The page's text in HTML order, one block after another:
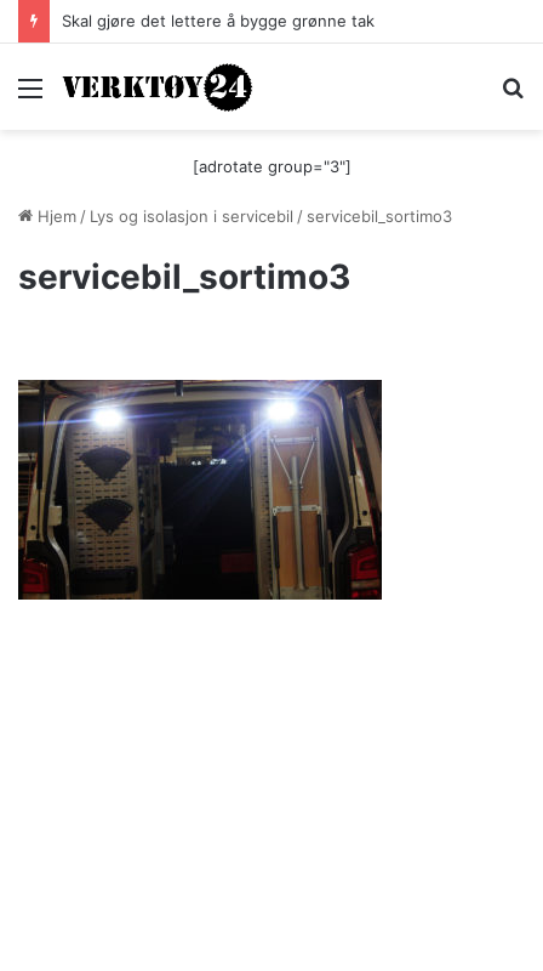
Skal gjøre det lettere å bygge grønne tak
Meny
[adrotate group="3"]
Hjem / Lys og isolasjon i servicebil / servicebil_sortimo3
servicebil_sortimo3